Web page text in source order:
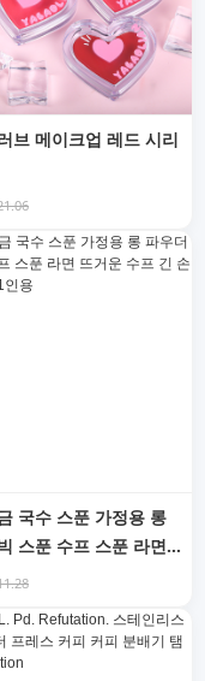
브 메이크업 레드 시리
국수 스푼 가정용 롱
스푼 수프 스푼 라면
프 긴 손잡이 스푼 1인